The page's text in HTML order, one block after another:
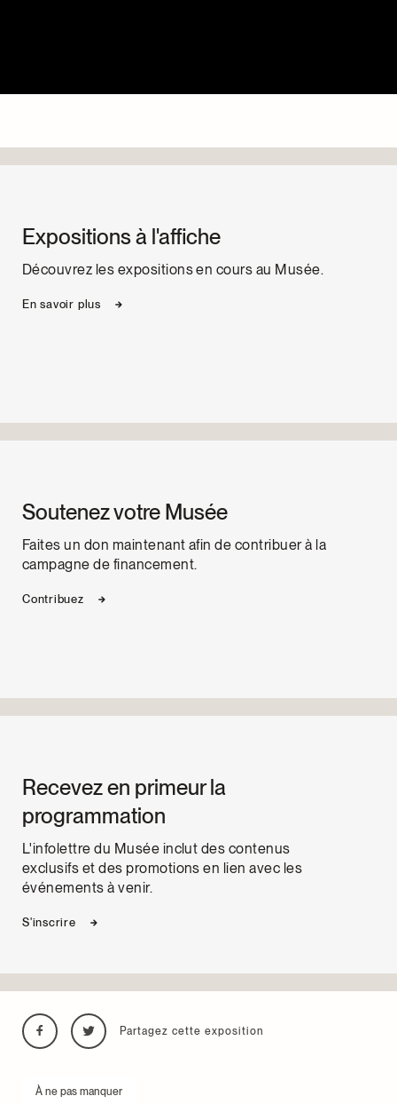
Expositions à l'affiche
Découvrez les expositions en cours au Musée.
En savoir plus
Soutenez votre Musée
Faites un don maintenant afin de contribuer à la
campagne de financement.
Contribuez
Recevez en primeur la
programmation
L'infolettre du Musée inclut des contenus
exclusifs et des promotions en lien avec les
événements à venir.
S'inscrire
Partagez cette exposition
À ne pas manquer